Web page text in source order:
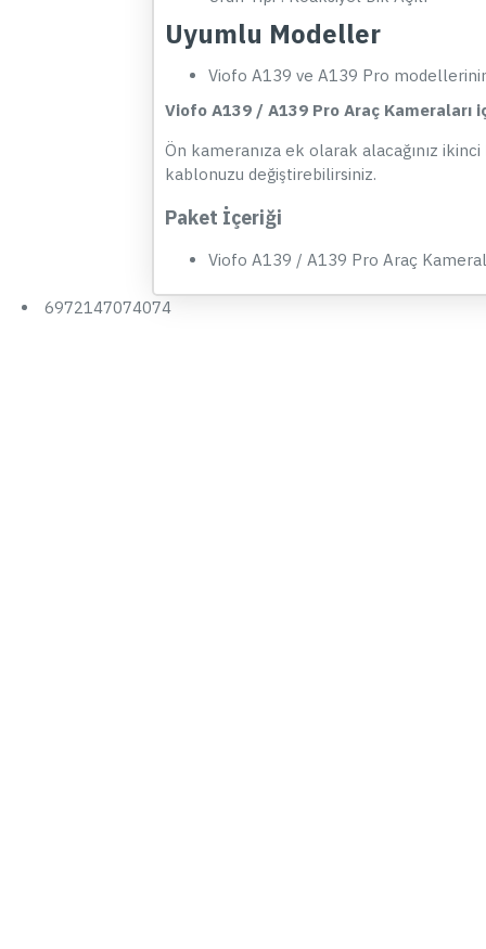
Uyumlu Modeller
Viofo A139 ve A139 Pro
Viofo A139 / A139 Pro Araç Kameraları
Ön kameranıza ek olarak alacağınız
kablonuzu değiştirebilirsiniz.
Paket İçeriği
Viofo A139 / A139 Pro Araç
6972147074074